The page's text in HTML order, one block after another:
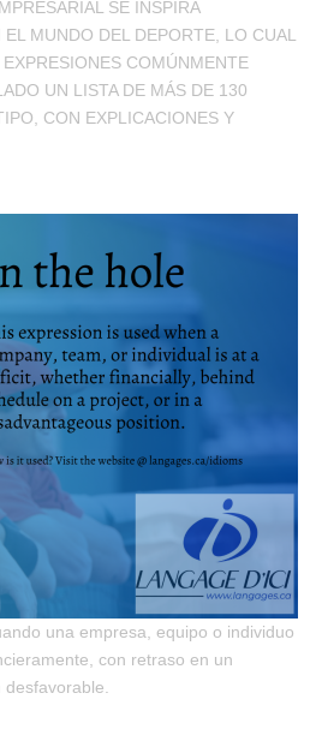
SE INSPIRA
MUNDO DEL DEPORTE, LO CUAL
COMÚNMENTE
UN LISTA DE MÁS DE 130
CON EXPLICACIONES Y
una empresa, equipo o individuo
con retraso en un